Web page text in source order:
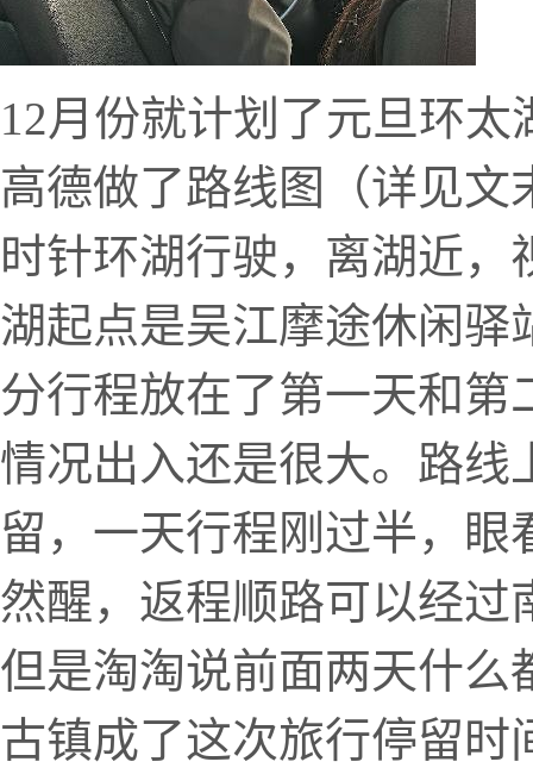
12月份就计划了元旦环
高德做了路线图（详见
时针环湖行驶，离湖近
湖起点是吴江摩途休闲驿
分行程放在了第一天和
情况出入还是很大。路线
留，一天行程刚过半，
然醒，返程顺路可以经过
但是淘淘说前面两天什么
古镇成了这次旅行停留